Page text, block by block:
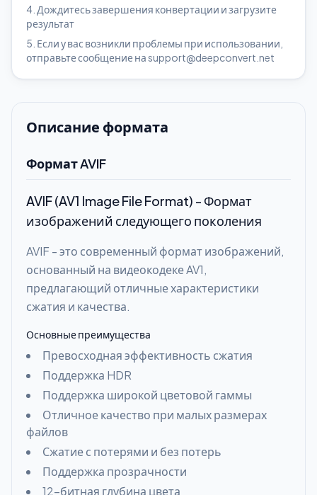
Дождитесь завершения конвертации и загрузите
результат
Если у вас возникли проблемы при использовании,
отправьте сообщение на support@deepconvert.net
Описание формата
Формат AVIF
AVIF (AV1 Image File Format) - Формат
изображений следующего поколения
AVIF - это современный формат изображений,
основанный на видеокодеке AV1,
предлагающий отличные характеристики
сжатия и качества.
Основные преимущества
Превосходная эффективность сжатия
Поддержка HDR
Поддержка широкой цветовой гаммы
Отличное качество при малых размерах
файлов
Сжатие с потерями и без потерь
Поддержка прозрачности
12-битная глубина цвета